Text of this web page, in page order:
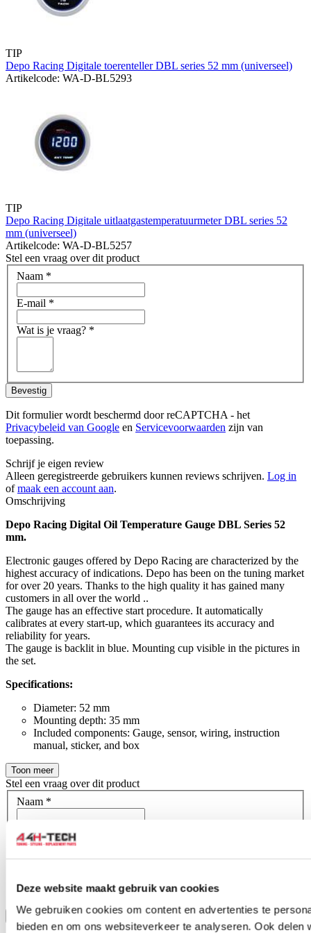
Deze website maakt gebruik van cookies
We gebruiken cookies om content en advertenties te
bieden en om ons websiteverkeer te analyseren. Ook
TIP
Depo Racing Digitale toerenteller DBL series 52 mm (universeel)
Artikelcode: WA-D-BL5293
TIP
Depo Racing Digitale uitlaatgastemperatuurmeter DBL series 52
mm (universeel)
Artikelcode: WA-D-BL5257
Stel een vraag over dit product
Naam *
E-mail *
Wat is je vraag? *
Bevestig
Dit formulier wordt beschermd door reCAPTCHA - het
Privacybeleid van Google en Servicevoorwaarden zijn van
toepassing.
Schrijf je eigen review
Alleen geregistreerde gebruikers kunnen reviews schrijven. Log in
ofmaak een account aan.
Omschrijving
Depo Racing Digital Oil Temperature Gauge DBL Series 52
mm.
Electronic gauges offered by Depo Racing are characterized by the
highest accuracy of indications. Depo has been on the tuning market
for over 20 years. Thanks to the high quality it has gained many
customers in all over the world ..
The gauge has an effective start procedure. It automatically
calibrates at every start-up, which guarantees its accuracy and
reliability for years.
The gauge is backlit in blue. Mounting cup visible in the pictures in
the set.
Specifications:
Diameter: 52 mm
Mounting depth: 35 mm
Included components: Gauge, sensor, wiring, instruction
manual, sticker, and box
Toon meer
Stel een vraag over dit product
Naam *
Bevestig